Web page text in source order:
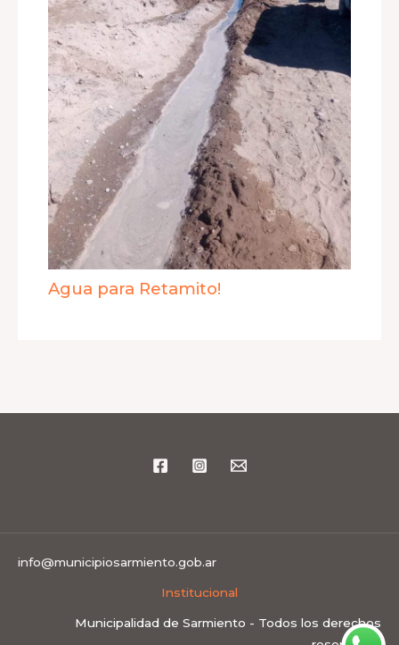
Agua para Retamito!
info@municipiosarmiento.gob.ar
Institucional
Municipalidad de Sarmiento - Todos los derechos